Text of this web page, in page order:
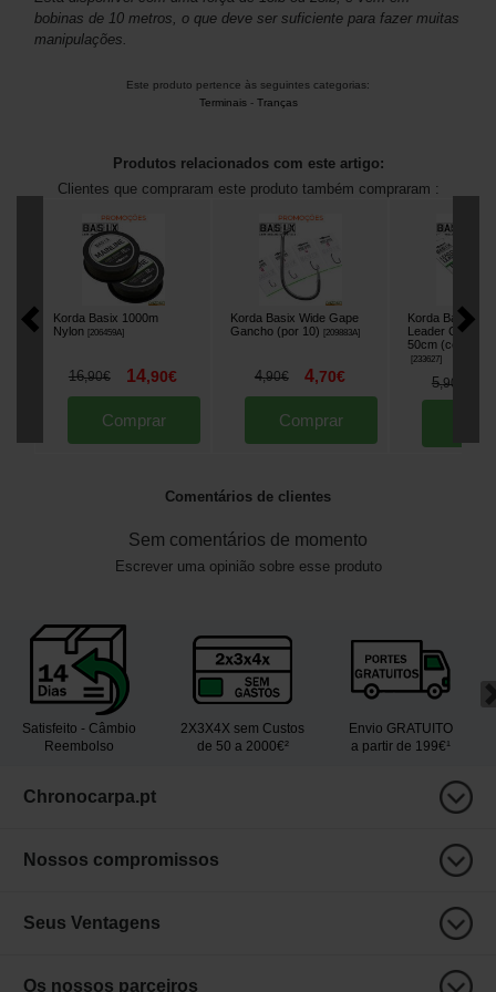
bobinas de 10 metros, o que deve ser suficiente para fazer muitas
manipulações.
Este produto pertence às seguintes categorias:
Terminais- Tranças
Produtos relacionados com este artigo:
Clientes que compraram este produto também compraram :
Korda Basix 1000m
Nylon [206459A]
16,90€ 14,90€
Comprar
Korda Basix Wide Gape
Gancho (por 10)
[209883A]
4,90€ 4,70€
Comprar
Korda Basix
Leader Camo
50cm (conjunto
[233627]
5,90
Comentários de clientes
Sem comentários de momento
Escrever uma opinião sobre esse produto
Satisfeito - Câmbio
Reembolso
2X3X4X sem Custos
de 50 a 2000€²
Envio GRATUITO
a partir de 199€¹
Chronocarpa.pt
Nossos compromissos
Seus Ventagens
Os nossos parceiros